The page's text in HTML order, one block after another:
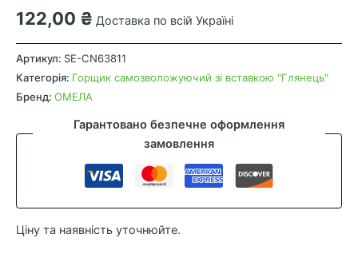
122,00 ₴ Доставка по всій Україні
Вазон
самозволожуючий
зі
вставкою
18
Артикул: SE-CN63811
Категорія: Горщик самозволожуючий зі вставкою "Глянець"
Бренд: ОМЕЛА
Гарантовано безпечне оформлення
замовлення
Ціну та наявність уточнюйте.